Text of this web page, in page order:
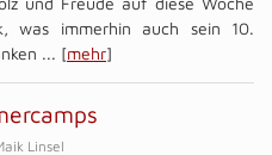
was immerhin auch sein 10.
... [mehr]
Linsel